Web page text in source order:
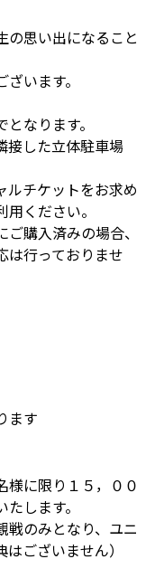
の思い出になること
います。
なります。
した立体駐車場
チケットをお求め
ください。
購入済みの場合、
は行っておりませ
ます
に限り１５，００
します。
戦のみとなり、ユニ
ございません）